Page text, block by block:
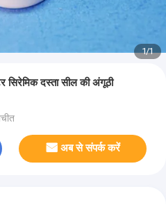
1/1
दस्ता सील की अंगूठी
अब से संपर्क करें